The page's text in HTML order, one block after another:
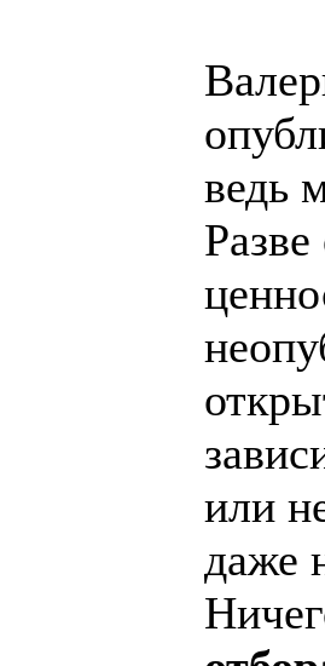
ведь
или
даже